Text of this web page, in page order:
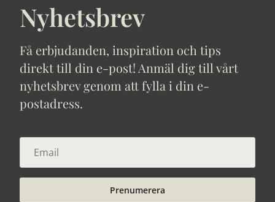
Nyhetsbrev
Få erbjudanden, inspiration och tips
direkt till din e-post! Anmäl dig till vårt
nyhetsbrev genom att fylla i din e-
postadress.
Prenumerera